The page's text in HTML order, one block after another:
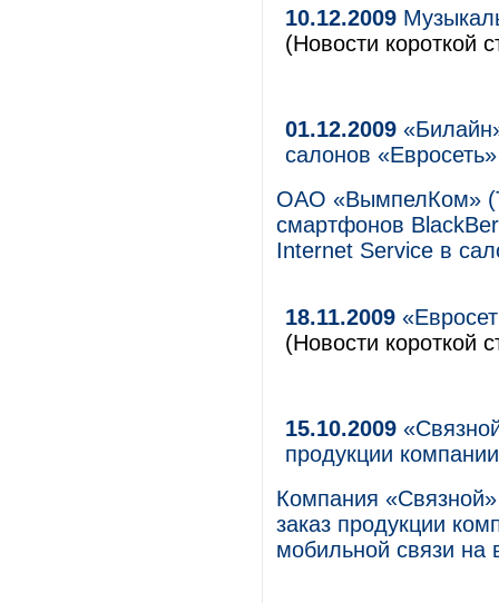
10.12.2009
(Новости короткой
01.12.2009
салонов «Евросеть»
ОАО «ВымпелКом»
смартфонов
Internet Service в
18.11.2009
(Новости короткой
15.10.2009
продукции
Компания
заказ продукции
мобильной связи на